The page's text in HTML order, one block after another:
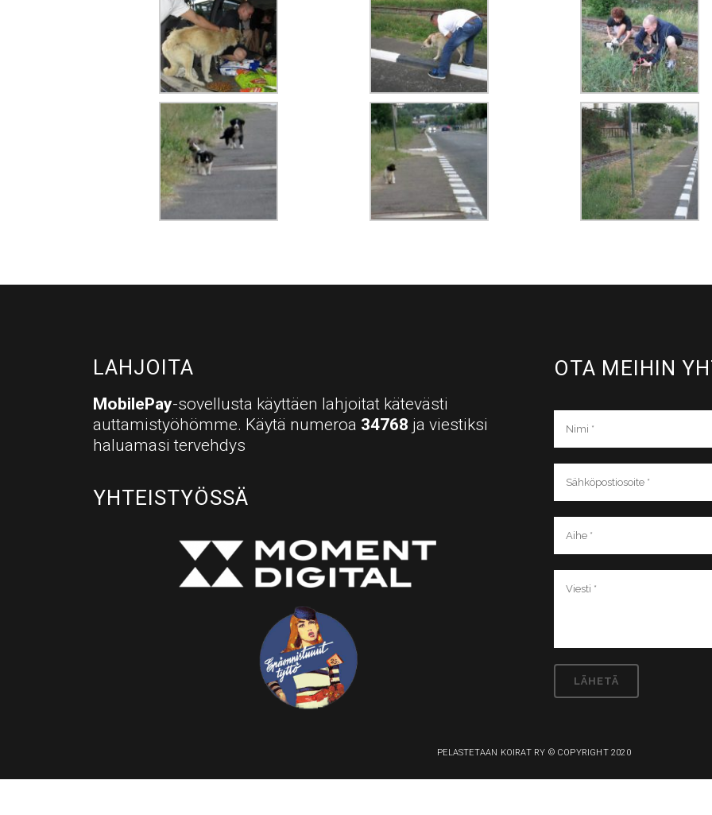
LAHJOITA
MobilePay-sovellusta käyttäen lahjoitat kätevästi
auttamistyöhömme. Käytä numeroa 34768 ja viestiksi
haluamasi tervehdys
YHTEISTYÖSSÄ
OTA MEIHIN
PELASTETAAN KOIRAT RY © COPYRIGHT 2020